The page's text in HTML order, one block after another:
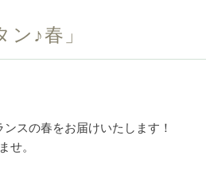
♪春」
スの春をお届けいたします！
せ。